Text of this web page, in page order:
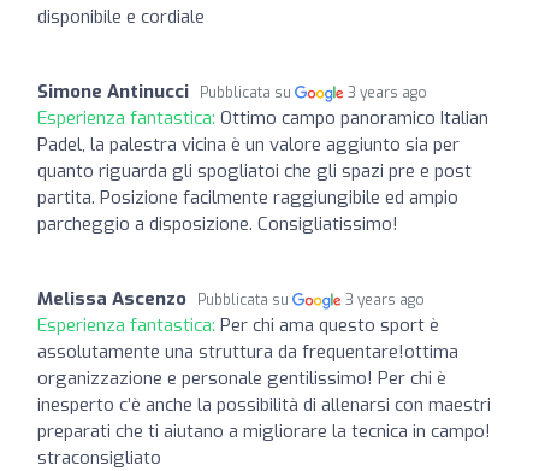
disponibile e cordiale
Simone Antinucci Pubblicata su 3 years ago
Esperienza fantastica: Ottimo campo panoramico Italian
Padel, la palestra vicina è un valore aggiunto sia per
quanto riguarda gli spogliatoi che gli spazi pre e post
partita. Posizione facilmente raggiungibile ed ampio
parcheggio a disposizione. Consigliatissimo!
Melissa Ascenzo Pubblicata su 3 years ago
Esperienza fantastica: Per chi ama questo sport è
assolutamente una struttura da frequentare!ottima
organizzazione e personale gentilissimo! Per chi è
inesperto c’è anche la possibilità di allenarsi con maestri
preparati che ti aiutano a migliorare la tecnica in campo!
straconsigliato